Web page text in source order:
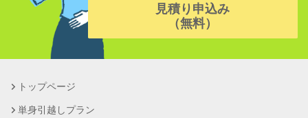
見積り申込み
（無料）
トップページ
単身引越しプラン